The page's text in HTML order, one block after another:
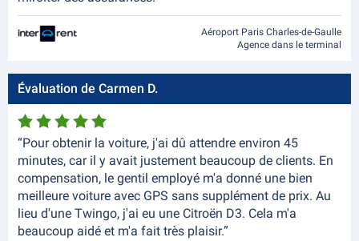
Aéroport Paris Charles-de-Gaulle
Agence dans le terminal
Évaluation de Carmen D.
“Pour obtenir la voiture, j'ai dû attendre environ 45
minutes, car il y avait justement beaucoup de clients. En
compensation, le gentil employé m'a donné une bien
meilleure voiture avec GPS sans supplément de prix. Au
lieu d'une Twingo, j'ai eu une Citroën D3. Cela m'a
beaucoup aidé et m'a fait très plaisir.”